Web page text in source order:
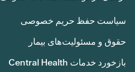
سیاست حفظ حریم خصوصی
حقوق و مسئولیت‌های بیمار
بازخورد خدمات Central Health